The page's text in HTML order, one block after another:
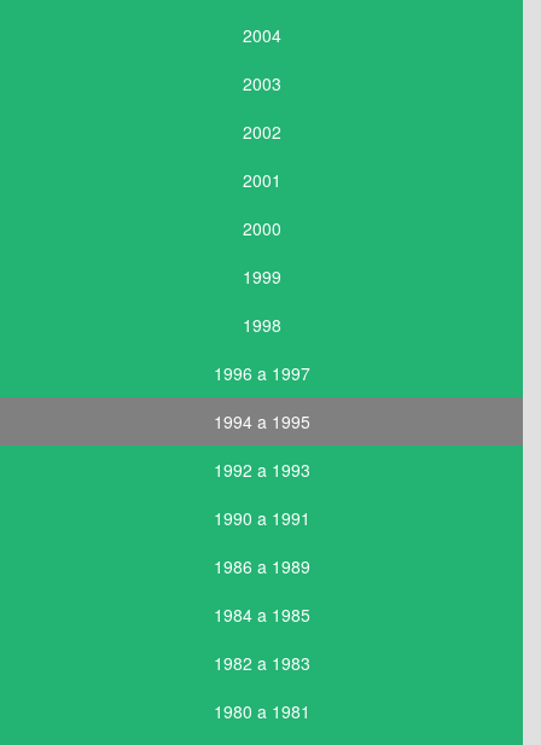
2004
2003
2002
2001
2000
1999
1998
1996 a 1997
1994 a 1995
1992 a 1993
1990 a 1991
1986 a 1989
1984 a 1985
1982 a 1983
1980 a 1981